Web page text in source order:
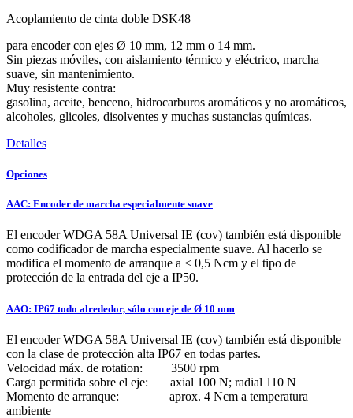
Acoplamiento de cinta doble DSK48
para encoder con ejes Ø 10 mm, 12 mm o 14 mm.
Sin piezas móviles, con aislamiento térmico y eléctrico, marcha
suave, sin mantenimiento.
Muy resistente contra:
gasolina, aceite, benceno, hidrocarburos aromáticos y no aromáticos,
alcoholes, glicoles, disolventes y muchas sustancias químicas.
Detalles
Opciones
AAC: Encoder de marcha especialmente suave
El encoder WDGA 58A Universal IE (cov) también está disponible
como codificador de marcha especialmente suave. Al hacerlo se
modifica el momento de arranque a ≤ 0,5 Ncm y el tipo de
protección de la entrada del eje a IP50.
AAO: IP67 todo alrededor, sólo con eje de Ø 10 mm
El encoder WDGA 58A Universal IE (cov) también está disponible
con la clase de protección alta IP67 en todas partes.
Velocidad máx. de rotation: 3500 rpm
Carga permitida sobre el eje: axial 100 N; radial 110 N
Momento de arranque: aprox. 4 Ncm a temperatura
ambiente